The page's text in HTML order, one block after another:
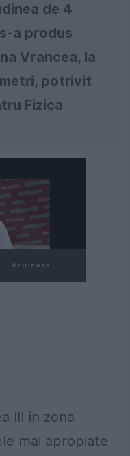
de 4
a produs
Vrancea, la
potrivit
Fizica
Anulează
III în zona
mai apropiate